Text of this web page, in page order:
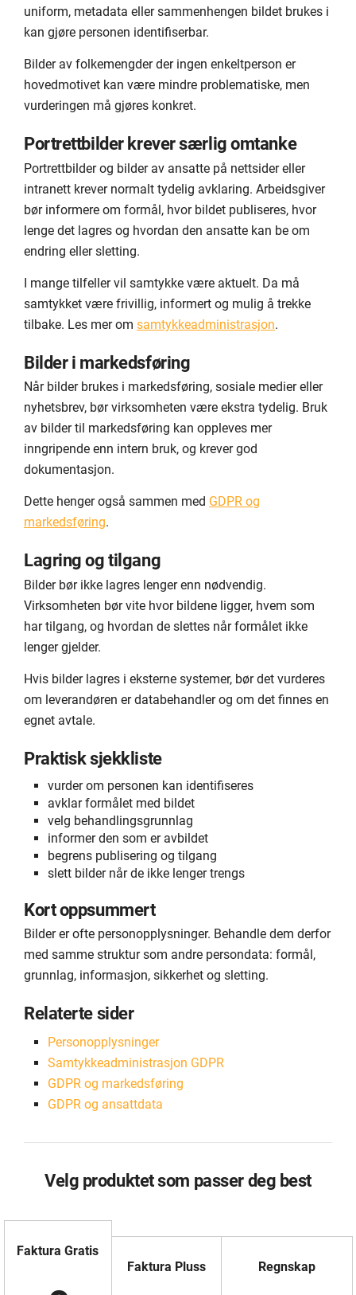
uniform, metadata eller sammenhengen bildet brukes i
kan gjøre personen identifiserbar.
Bilder av folkemengder der ingen enkeltperson er
hovedmotivet kan være mindre problematiske, men
vurderingen må gjøres konkret.
Portrettbilder krever særlig omtanke
Portrettbilder og bilder av ansatte på nettsider eller
intranett krever normalt tydelig avklaring. Arbeidsgiver
bør informere om formål, hvor bildet publiseres, hvor
lenge det lagres og hvordan den ansatte kan be om
endring eller sletting.
I mange tilfeller vil samtykke være aktuelt. Da må
samtykket være frivillig, informert og mulig å trekke
tilbake. Les mer om samtykkeadministrasjon.
Bilder i markedsføring
Når bilder brukes i markedsføring, sosiale medier eller
nyhetsbrev, bør virksomheten være ekstra tydelig. Bruk
av bilder til markedsføring kan oppleves mer
inngripende enn intern bruk, og krever god
dokumentasjon.
Dette henger også sammen med GDPR og
markedsføring.
Lagring og tilgang
Bilder bør ikke lagres lenger enn nødvendig.
Virksomheten bør vite hvor bildene ligger, hvem som
har tilgang, og hvordan de slettes når formålet ikke
lenger gjelder.
Hvis bilder lagres i eksterne systemer, bør det vurderes
om leverandøren er databehandler og om det finnes en
egnet avtale.
Praktisk sjekkliste
vurder om personen kan identifiseres
avklar formålet med bildet
velg behandlingsgrunnlag
informer den som er avbildet
begrens publisering og tilgang
slett bilder når de ikke lenger trengs
Kort oppsummert
Bilder er ofte personopplysninger. Behandle dem derfor
med samme struktur som andre persondata: formål,
grunnlag, informasjon, sikkerhet og sletting.
Relaterte sider
Personopplysninger
Samtykkeadministrasjon GDPR
GDPR og markedsføring
GDPR og ansattdata
Velg produktet som passer deg best
Faktura Gratis
Faktura Pluss Regnskap